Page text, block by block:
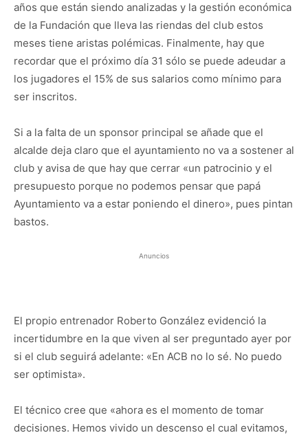
años que están siendo analizadas y la gestión económica
de la Fundación que lleva las riendas del club estos
meses tiene aristas polémicas. Finalmente, hay que
recordar que el próximo día 31 sólo se puede adeudar a
los jugadores el 15% de sus salarios como mínimo para
ser inscritos.
Si a la falta de un sponsor principal se añade que el
alcalde deja claro que el ayuntamiento no va a sostener al
club y avisa de que hay que cerrar «un patrocinio y el
presupuesto porque no podemos pensar que papá
Ayuntamiento va a estar poniendo el dinero», pues pintan
bastos.
Anuncios
El propio entrenador Roberto González evidenció la
incertidumbre en la que viven al ser preguntado ayer por
si el club seguirá adelante: «En ACB no lo sé. No puedo
ser optimista».
El técnico cree que «ahora es el momento de tomar
decisiones. Hemos vivido un descenso el cual evitamos,